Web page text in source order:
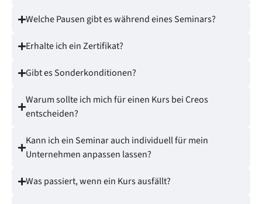
Welche Pausen gibt es während eines Seminars?
Erhalte ich ein Zertifikat?
Gibt es Sonderkonditionen?
Warum sollte ich mich für einen Kurs bei Creos
entscheiden?
Kann ich ein Seminar auch individuell für mein
Unternehmen anpassen lassen?
Was passiert, wenn ein Kurs ausfällt?